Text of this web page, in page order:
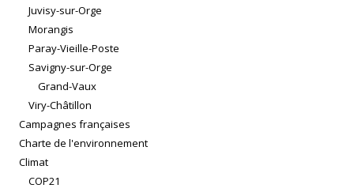
Juvisy-sur-Orge
Morangis
Paray-Vieille-Poste
Savigny-sur-Orge
Grand-Vaux
Viry-Châtillon
Campagnes françaises
Charte de l'environnement
Climat
COP21